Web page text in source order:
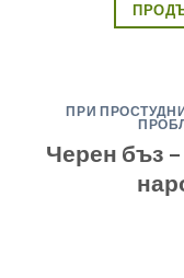
ПРИ
Черен бъз